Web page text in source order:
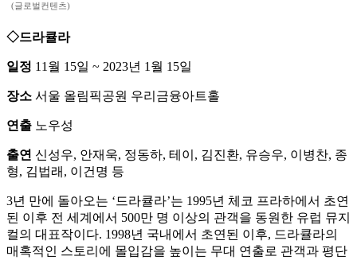
(글로벌컨텐츠)
◇드라큘라
일정 11월 15일 ~ 2023년 1월 15일
장소 서울 올림픽공원 우리금융아트홀
연출 노우성
출연 신성우, 안재욱, 정동하, 테이, 김진환, 유승우, 이병찬, 종
형, 김법래, 이건명 등
3년 만에 돌아오는 ‘드라큘라’는 1995년 체코 프라하에서 초연
된 이후 전 세계에서 500만 명 이상의 관객을 동원한 유럽 뮤지
컬의 대표작이다. 1998년 국내에서 초연된 이후, 드라큘라의
매혹적인 스토리에 몰입감을 높이는 무대 연출로 관객과 평단